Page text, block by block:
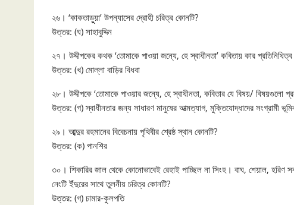
২৬। ‘কাকতাড়ুুয়া’ উপন্যাসের দ্রোহী চরিত্র কোনটি?
উত্তর: (ঘ) সাহাবুদ্দিন
২৭। উদ্দীপকের কথক ‘তোমাকে পাওয়া জন্যে, হে স্বাধীনতা’ কবিতায় কার
উত্তর: (খ) মোল্লা বাড়ির বিধবা
২৮। উদ্দীপকে ‘তোমাকে পাওয়ার জন্যে, হে স্বাধীনতা, কবিতার যে বিষয়/ বিষয়গুলো
উত্তর: (গ) স্বাধীনতার জন্য সাধারণ মানুষের আত্মত্যাগ, মুক্তিযোদ্ধাদের সংগ্রামী
২৯। আব্দুর রহমানের বিবেচনায় পৃথিবীর শ্রেষ্ঠ স্থান কোনটি?
উত্তর: (ক) পানশির
৩০। শিকারির জাল থেকে কোনোভাবেই রেহাই পাচ্ছিল না সিংহ। বাঘ, শেয়াল, হরিণ
নেংটি ইঁদুরের সাথে তুলনীয় চরিত্র কোনটি?
উত্তর: (গ) চামার-কুলপতি